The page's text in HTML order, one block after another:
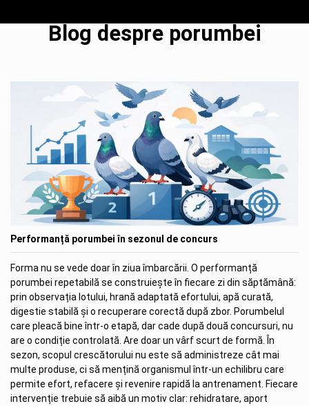
Blog despre porumbei
Performanță porumbei în sezonul de concurs
Forma nu se vede doar în ziua îmbarcării. O performanță
porumbei repetabilă se construiește în fiecare zi din săptămână:
prin observația lotului, hrană adaptată efortului, apă curată,
digestie stabilă și o recuperare corectă după zbor. Porumbelul
care pleacă bine într-o etapă, dar cade după două concursuri, nu
are o condiție controlată. Are doar un vârf scurt de formă. În
sezon, scopul crescătorului nu este să administreze cât mai
multe produse, ci să mențină organismul într-un echilibru care
permite efort, refacere și revenire rapidă la antrenament. Fiecare
intervenție trebuie să aibă un motiv clar: rehidratare, aport